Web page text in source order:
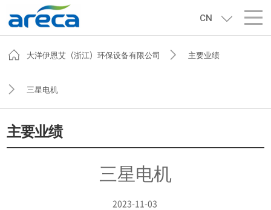
CN
大洋伊恩艾（浙江）环保设备有限公司 主要业绩
三星电机
主要业绩
三星电机
2023-11-03